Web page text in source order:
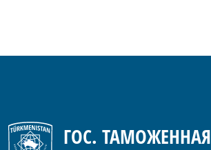
ГОС. ТАМОЖЕННАЯ